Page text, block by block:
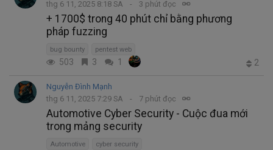
thg 6 11, 2025 8:18 SA
3 phút đọc
+ 1700$ trong 40 phút chỉ bằng phương
pháp fuzzing
bug bounty pentest web
503 3 1 2
Nguyễn Đình Mạnh
thg 6 11, 2025 7:29 SA
7 phút đọc
Automotive Cyber Security - Cuộc đua mới
trong mảng security
Automotive cyber security